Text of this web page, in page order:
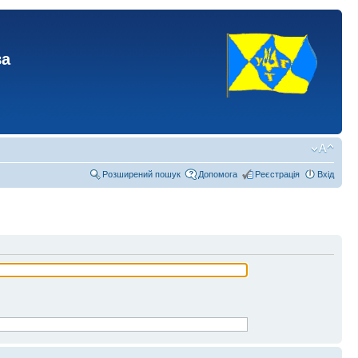
Розширений пошук Допомога Реєстрація Вхід